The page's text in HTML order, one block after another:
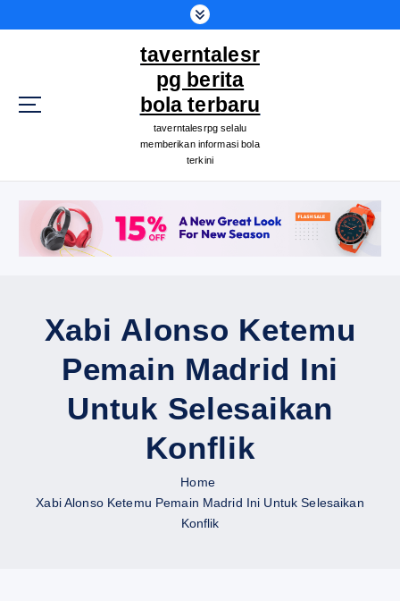
k
taverntalesr
pg berita
bola terbaru
taverntalesrpg selalu
memberikan informasi bola
terkini
Xabi Alonso Ketemu
Pemain Madrid Ini
Untuk Selesaikan
Konflik
Home
Xabi Alonso Ketemu Pemain Madrid Ini Untuk Selesaikan
Konflik